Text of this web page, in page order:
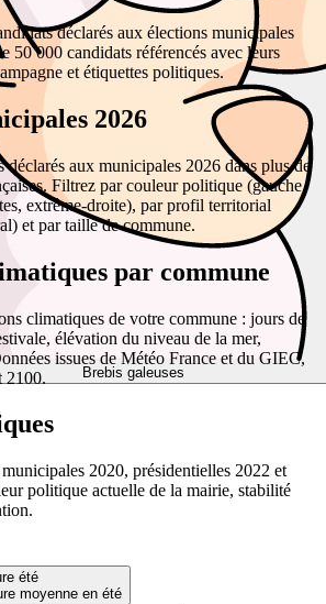
Brebis galeuses
été
moyenne en été
déclarés aux élections municipales
50 000 candidats référencés avec leurs
et étiquettes politiques.
2026
déclarés aux municipales 2026 dans plus de
Filtrez par couleur politique (gauche,
extrême-droite), par profil territorial
et par taille de commune.
par commune
climatiques de votre commune : jours de
élévation du niveau de la mer,
issues de Météo France et du GIEC,
2100.
2020, présidentielles 2022 et
politique actuelle de la mairie, stabilité